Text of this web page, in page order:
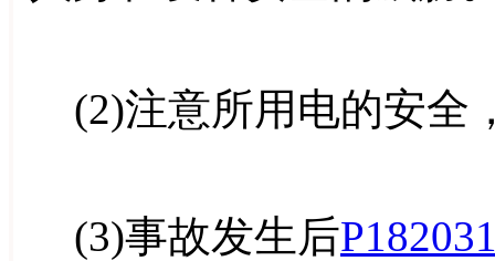
(2)注意所用电的安全
(3)事故发生后